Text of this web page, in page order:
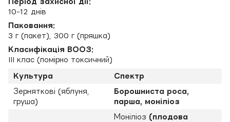
10-12 днів
Паковання:
3 г (пакет), 300 г (пряшка)
Класифікація ВООЗ:
III клас (помірно токсичний)
Культура
Спектр
Зерняткові (яблуня,
груша)
Борошниста роса,
парша, моніліоз
Моніліоз (плодова